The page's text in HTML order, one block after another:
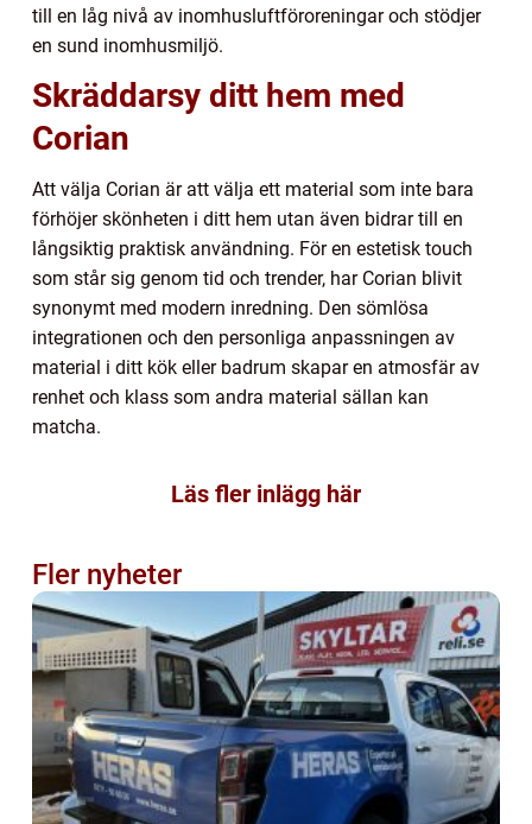
till en låg nivå av inomhusluftföroreningar och stödjer
en sund inomhusmiljö.
Skräddarsy ditt hem med
Corian
Att välja Corian är att välja ett material som inte bara
förhöjer skönheten i ditt hem utan även bidrar till en
långsiktig praktisk användning. För en estetisk touch
som står sig genom tid och trender, har Corian blivit
synonymt med modern inredning. Den sömlösa
integrationen och den personliga anpassningen av
material i ditt kök eller badrum skapar en atmosfär av
renhet och klass som andra material sällan kan
matcha.
Läs fler inlägg här
Fler nyheter